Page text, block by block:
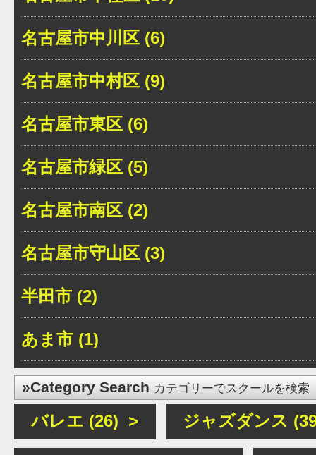
名古屋市中川区 (6)
名古屋市中村区 (9)
名古屋市東区 (6)
名古屋市緑区 (5)
名古屋市南区 (2)
名古屋市守山区 (3)
半田市 (2)
あま市 (1)
»Category Search カテゴリーでスクールを検索
バレエ (26) > ジャズダンス